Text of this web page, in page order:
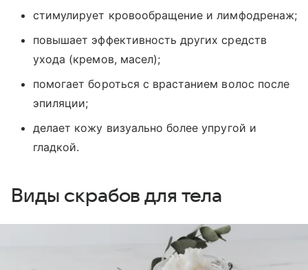
стимулирует кровообращение и лимфодренаж;
повышает эффективность других средств
ухода (кремов, масел);
помогает бороться с врастанием волос после
эпиляции;
делает кожу визуально более упругой и
гладкой.
Виды скрабов для тела